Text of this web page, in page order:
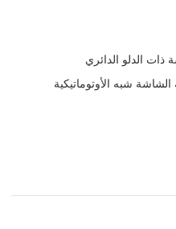
ذات الدلو الدائري
الشاشة شبه الأوتوماتيكية